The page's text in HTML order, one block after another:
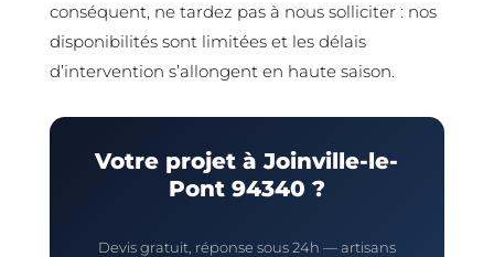
conséquent, ne tardez pas à nous solliciter : nos
disponibilités sont limitées et les délais
d’intervention s’allongent en haute saison.
Votre projet à Joinville-le-
Pont 94340 ?
Devis gratuit, réponse sous 24h — artisans